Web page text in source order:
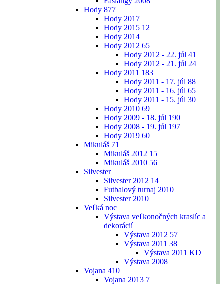
Hody 877
Hody 2017
Hody 2015 12
Hody 2014
Hody 2012 65
Hody 2012 - 22. júl 41
Hody 2012 - 21. júl 24
Hody 2011 183
Hody 2011 - 17. júl 88
Hody 2011 - 16. júl 65
Hody 2011 - 15. júl 30
Hody 2010 69
Hody 2009 - 18. júl 190
Hody 2008 - 19. júl 197
Hody 2019 60
Mikuláš 71
Mikuláš 2012 15
Mikuláš 2010 56
Silvester
Silvester 2012 14
Futbalový turnaj 2010
Silvester 2010
Veľká noc
Výstava veľkonočných kraslíc a
dekorácií
Výstava 2012 57
Výstava 2011 38
Výstava 2011 KD
Výstava 2008
Vojana 410
Vojana 2013 7